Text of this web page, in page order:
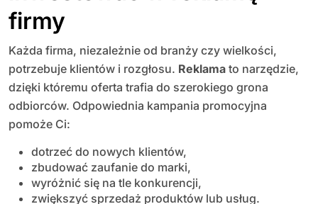
firmy
Każda firma, niezależnie od branży czy wielkości,
potrzebuje klientów i rozgłosu. Reklama to narzędzie,
dzięki któremu oferta trafia do szerokiego grona
odbiorców. Odpowiednia kampania promocyjna
pomoże Ci:
dotrzeć do nowych klientów,
zbudować zaufanie do marki,
wyróżnić się na tle konkurencji,
zwiększyć sprzedaż produktów lub usług.